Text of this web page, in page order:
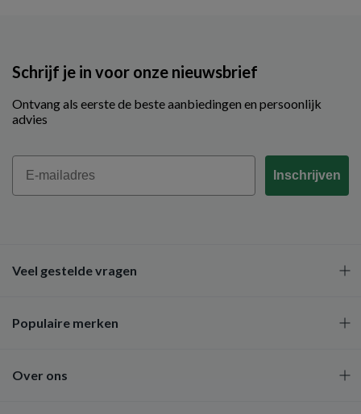
Schrijf je in voor onze nieuwsbrief
Ontvang als eerste de beste aanbiedingen en persoonlijk
advies
Email
Inschrijven
Veel gestelde vragen
Populaire merken
Over ons